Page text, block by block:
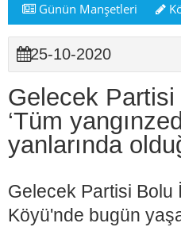
Günün Manşetleri
25-10-2020
Gelecek
‘Tüm
yanlarında
Gelecek Partisi Bolu
Köyü'nde bugün